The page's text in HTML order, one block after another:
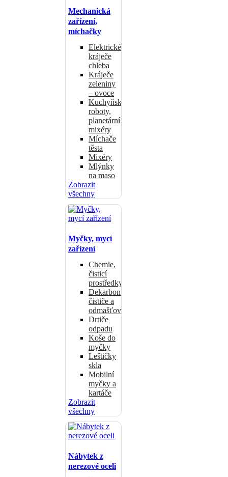
Mechanická
zařízení,
míchačky
Elektrické
kráječe
chleba
Kráječe
zeleniny
– ovoce
Kuchyňské
roboty,
planetární
mixéry
Míchače
těsta
Mixéry
Mlýnky
na maso
Zobrazit
všechny
Myčky, mycí
zařízení
Chemie,
čisticí
prostředky
Dekarbonizační
čističe a
odmašťovače
Drtiče
odpadu
Koše do
myčky
Leštičky
skla
Mobilní
myčky a
kartáče
Zobrazit
všechny
Nábytek z
nerezové oceli